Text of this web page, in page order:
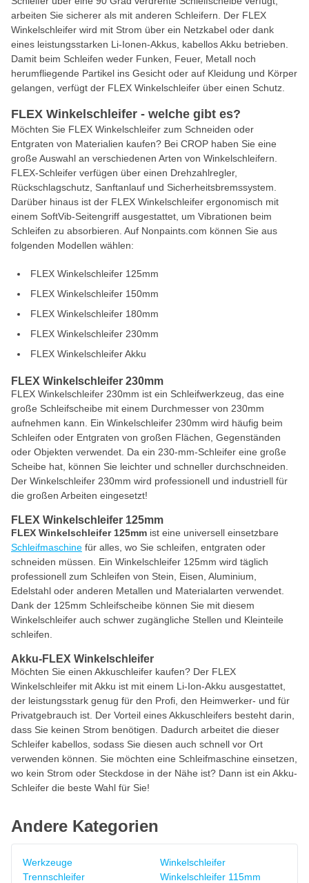
arbeiten Sie sicherer als mit anderen Schleifern. Der FLEX
Winkelschleifer wird mit Strom über ein Netzkabel oder dank
eines leistungsstarken Li-Ionen-Akkus, kabellos Akku betrieben.
Damit beim Schleifen weder Funken, Feuer, Metall noch
herumfliegende Partikel ins Gesicht oder auf Kleidung und Körper
gelangen, verfügt der FLEX Winkelschleifer über einen Schutz.
FLEX Winkelschleifer - welche gibt es?
Möchten Sie FLEX Winkelschleifer zum Schneiden oder
Entgraten von Materialien kaufen? Bei CROP haben Sie eine
große Auswahl an verschiedenen Arten von Winkelschleifern.
FLEX-Schleifer verfügen über einen Drehzahlregler,
Rückschlagschutz, Sanftanlauf und Sicherheitsbremssystem.
Darüber hinaus ist der FLEX Winkelschleifer ergonomisch mit
einem SoftVib-Seitengriff ausgestattet, um Vibrationen beim
Schleifen zu absorbieren. Auf Nonpaints.com können Sie aus
folgenden Modellen wählen:
FLEX Winkelschleifer 125mm
FLEX Winkelschleifer 150mm
FLEX Winkelschleifer 180mm
FLEX Winkelschleifer 230mm
FLEX Winkelschleifer Akku
FLEX Winkelschleifer 230mm
FLEX Winkelschleifer 230mm ist ein Schleifwerkzeug, das eine
große Schleifscheibe mit einem Durchmesser von 230mm
aufnehmen kann. Ein Winkelschleifer 230mm wird häufig beim
Schleifen oder Entgraten von großen Flächen, Gegenständen
oder Objekten verwendet. Da ein 230-mm-Schleifer eine große
Scheibe hat, können Sie leichter und schneller durchschneiden.
Der Winkelschleifer 230mm wird professionell und industriell für
die großen Arbeiten eingesetzt!
FLEX Winkelschleifer 125mm
FLEX Winkelschleifer 125mm ist eine universell einsetzbare
Schleifmaschine für alles, wo Sie schleifen, entgraten oder
schneiden müssen. Ein Winkelschleifer 125mm wird täglich
professionell zum Schleifen von Stein, Eisen, Aluminium,
Edelstahl oder anderen Metallen und Materialarten verwendet.
Dank der 125mm Schleifscheibe können Sie mit diesem
Winkelschleifer auch schwer zugängliche Stellen und Kleinteile
schleifen.
Akku-FLEX Winkelschleifer
Möchten Sie einen Akkuschleifer kaufen? Der FLEX
Winkelschleifer mit Akku ist mit einem Li-Ion-Akku ausgestattet,
der leistungsstark genug für den Profi, den Heimwerker- und für
Privatgebrauch ist. Der Vorteil eines Akkuschleifers besteht darin,
dass Sie keinen Strom benötigen. Dadurch arbeitet die dieser
Schleifer kabellos, sodass Sie diesen auch schnell vor Ort
verwenden können. Sie möchten eine Schleifmaschine einsetzen,
wo kein Strom oder Steckdose in der Nähe ist? Dann ist ein Akku-
Schleifer die beste Wahl für Sie!
Andere Kategorien
Werkzeuge
Trennschleifer
Winkelschleifer
Winkelschleifer 115mm